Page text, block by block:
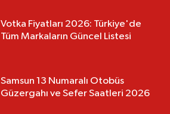
Votka Fiyatları 2026: Türkiye'de
Tüm Markaların Güncel Listesi
Samsun 13 Numaralı Otobüs
Güzergahı ve Sefer Saatleri 2026